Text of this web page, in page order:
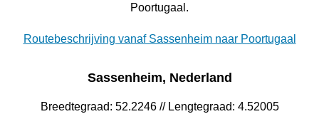
Poortugaal.
Routebeschrijving vanaf Sassenheim naar Poortugaal
Sassenheim, Nederland
Breedtegraad: 52.2246 // Lengtegraad: 4.52005